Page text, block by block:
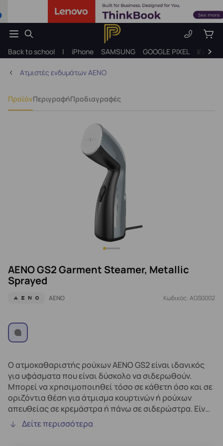
Back to school | iPhone SAMSUNG GOOGLE PIXEL Ιδέες
Ατμιστές ενδυμάτων AENO
ΠροϊόνΠεριγραφήΠροδιαγραφές
AENO GS2 Garment Steamer, Metallic
Sprayed
AENO Κωδικός: AGS0002
Ο ατμοκαθαριστής ρούχων AENO GS2 είναι ιδανικός
για υφάσματα που είναι δύσκολο να σιδερωθούν.
Μπορεί να χρησιμοποιηθεί τόσο σε κάθετη όσο και σε
οριζόντια θέση για άτμισμα κουρτινών ή ρούχων
απευθείας σε κρεμάστρα ή πάνω σε σιδερώστρα. Είναι
κατάλληλος για όλους τους τύπους υφασμάτων και τα
φροντίζει με ασφάλεια, παρατείνοντας τη διάρκεια
Δείτε περισσότερα